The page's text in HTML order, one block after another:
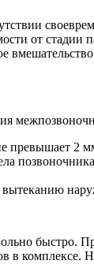
от стадии
превышает 2
быстро.
в комплексе.